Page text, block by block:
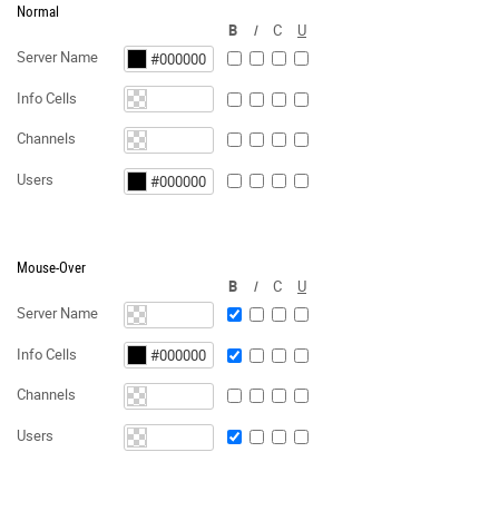
Normal
B
I C
U
Server Name
Info Cells
Channels
Users
Mouse-Over
B
I C
U
Server Name
Info Cells
Channels
Users